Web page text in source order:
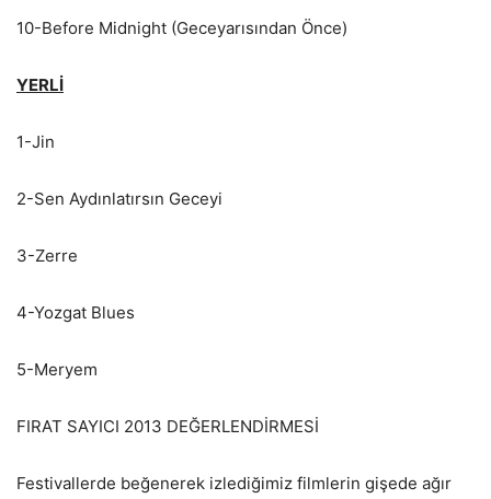
10-Before Midnight (Geceyarısından Önce)
YERLİ
1-Jin
2-Sen Aydınlatırsın Geceyi
3-Zerre
4-Yozgat Blues
5-Meryem
FIRAT SAYICI 2013 DEĞERLENDİRMESİ
Festivallerde beğenerek izlediğimiz filmlerin gişede ağır